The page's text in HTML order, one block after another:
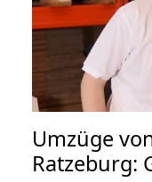
Umzüge
Ratzeburg: